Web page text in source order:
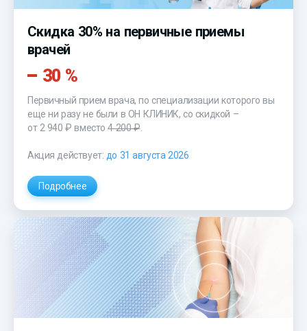
Скидка 30% на первичные приемы
врачей
30 %
Первичный прием врача, по специализации которого вы
еще ни разу не были в ОН КЛИНИК, со скидкой –
от 2 940 ₽ вместо4 200 ₽.
Акция действует: до 31 августа 2026
Подробнее